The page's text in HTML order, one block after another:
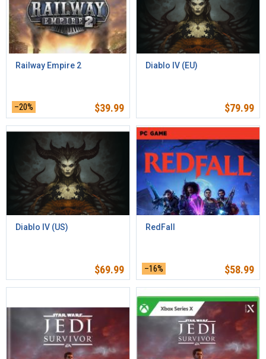
Railway Empire 2
–20% $39.99
Diablo IV (EU)
$79.99
Diablo IV (US)
$69.99
RedFall
–16% $58.99